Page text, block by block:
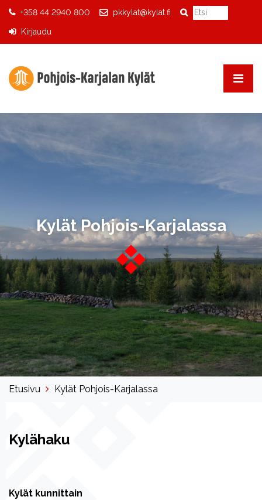
+358 44 2940 800 pkkylat@kylat.fi
Kirjaudu
Kylät Pohjois-Karjalassa
Etusivu Kylät Pohjois-Karjalassa
Kylähaku
Kylät kunnittain